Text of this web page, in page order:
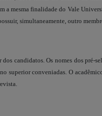
mesma finalidade do Vale
simultaneamente, outro
candidatos. Os nomes dos pré-
superior conveniadas. O